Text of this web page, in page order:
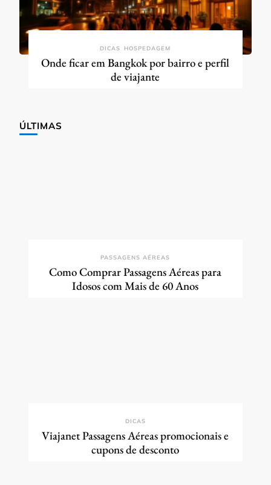
DICAS HOSPEDAGEM
Onde ficar em Bangkok por bairro e perfil
de viajante
ÚLTIMAS
PASSAGENS AÉREAS
Como Comprar Passagens Aéreas para
Idosos com Mais de 60 Anos
DICAS
Viajanet Passagens Aéreas promocionais e
cupons de desconto